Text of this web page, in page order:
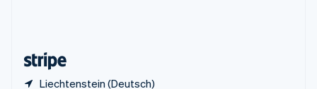
Liechtenstein (Deutsch)